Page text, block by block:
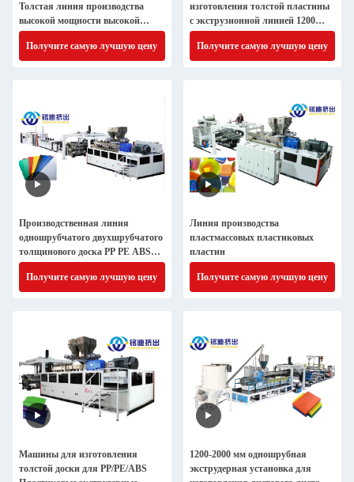
Толстая линия производства
высокой мощности высокой
точности
Получите самую лучшую цену
изготовления толстой пластины
с экструзионной линией 1200
мм-2000 мм
Получите самую лучшую цену
Производственная линия
одношрубчатого двухшрубчатого
толщинового доска PP PE ABS
Extruder 1220-2100mm
Получите самую лучшую цену
Линия производства
пластмассовых пластиковых
пластин
Получите самую лучшую цену
Машины для изготовления
толстой доски для PP/PE/ABS
1200-2000 мм одношрубная
экструдерная установка для